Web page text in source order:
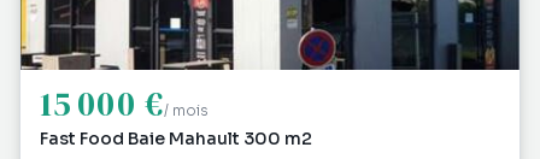
15 000 €/ mois
Fast Food Baie Mahault 300 m2